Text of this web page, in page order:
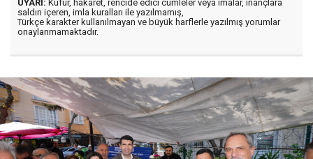
UYARI: Küfür, hakaret, rencide edici cümleler veya imalar, inançlara
saldırı içeren, imla kuralları ile yazılmamış,
Türkçe karakter kullanılmayan ve büyük harflerle yazılmış yorumlar
onaylanmamaktadır.